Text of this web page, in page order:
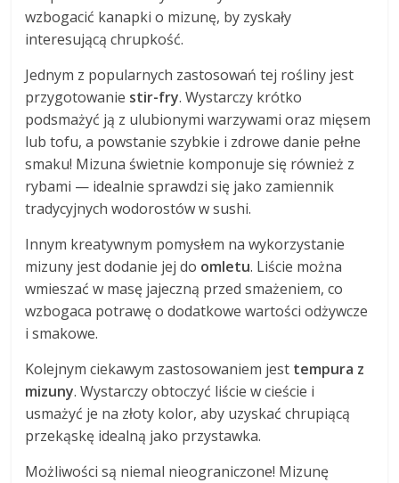
wzbogacić kanapki o mizunę, by zyskały
interesującą chrupkość.
Jednym z popularnych zastosowań tej rośliny jest
przygotowanie stir-fry. Wystarczy krótko
podsmażyć ją z ulubionymi warzywami oraz mięsem
lub tofu, a powstanie szybkie i zdrowe danie pełne
smaku! Mizuna świetnie komponuje się również z
rybami — idealnie sprawdzi się jako zamiennik
tradycyjnych wodorostów w sushi.
Innym kreatywnym pomysłem na wykorzystanie
mizuny jest dodanie jej do omletu. Liście można
wmieszać w masę jajeczną przed smażeniem, co
wzbogaca potrawę o dodatkowe wartości odżywcze
i smakowe.
Kolejnym ciekawym zastosowaniem jest tempura z
mizuny. Wystarczy obtoczyć liście w cieście i
usmażyć je na złoty kolor, aby uzyskać chrupiącą
przekąskę idealną jako przystawka.
Możliwości są niemal nieograniczone! Mizunę